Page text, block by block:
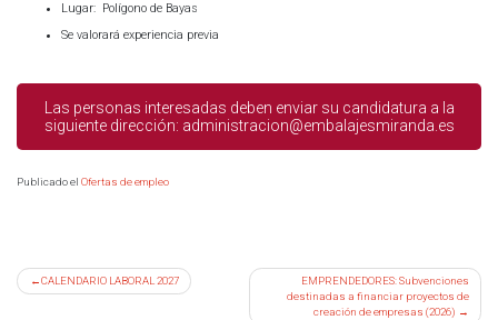
Lugar: Polígono de Bayas
Se valorará experiencia previa
Las personas interesadas deben enviar su candidatura a la
siguiente dirección: administracion@embalajesmiranda.es
Publicado el Ofertas de empleo
Navegación
CALENDARIO LABORAL 2027
EMPRENDEDORES: Subvenciones
destinadas a financiar proyectos de
creación de empresas (2026)